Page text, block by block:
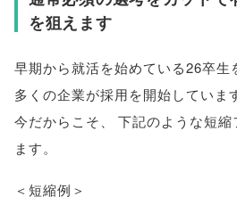
を狙えます
早期から就活を始めている26卒生
多くの企業が採用を開始していま
今だからこそ
下記のような短縮
ます。
＜短縮例＞